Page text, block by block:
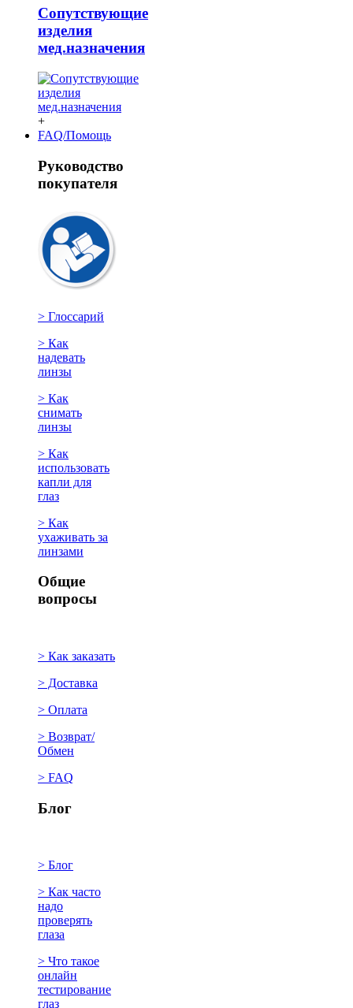
Сопутствующие
изделия
мед.назначения
+
FAQ/Помощь
Руководство
покупателя
> Глоссарий
> Как
надевать
линзы
> Как
снимать
линзы
> Как
использовать
капли для
глаз
> Как
ухаживать за
линзами
Общие
вопросы
> Как заказать
> Доставка
> Оплата
> Возврат/
Обмен
> FAQ
Блог
> Блог
> Как часто
надо
проверять
глаза
> Что такое
онлайн
тестирование
глаз